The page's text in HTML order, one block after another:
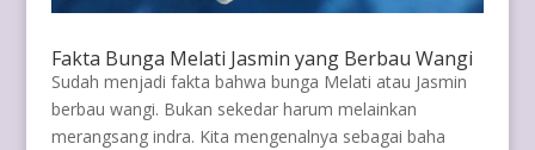
Fakta Bunga Melati Jasmin yang Berbau Wangi
Sudah menjadi fakta bahwa bunga Melati atau Jasmin
berbau wangi. Bukan sekedar harum melainkan
merangsang indra. Kita mengenalnya sebagai baha